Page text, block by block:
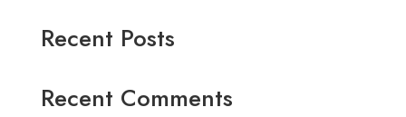
Recent Posts
Recent Comments